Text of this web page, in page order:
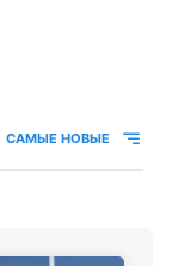
САМЫЕ НОВЫЕ